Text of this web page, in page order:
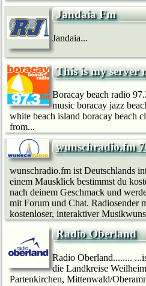
Jandaia Fm
Jandaia...
This is my server
Boracay beach radio
music boracay jazz
white beach island boracay beach
from...
wunschradio.fm
wunschradio.fm ist Deutschlands
einem Mausklick bestimmst du
nach deinem Geschmack und
mit Forum und Chat. Radiosender
kostenloser, interaktiver
Radio Oberland
Radio Oberland........
die Landkreise
Partenkirchen, Mittenwald/